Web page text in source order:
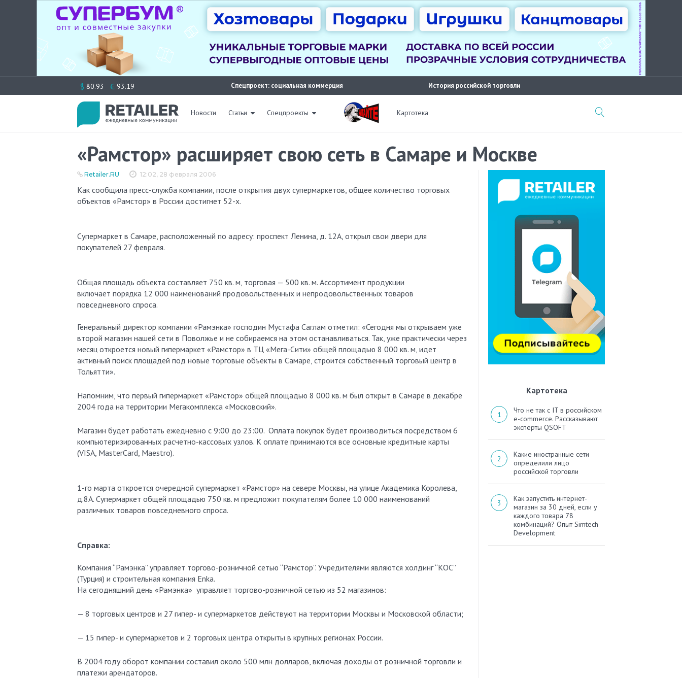
к
$ 80.93 € 93.19 Спецпроект: социальная коммерция История российской торговли
Новости Статьи Спецпроекты Картотека
«Рамстор» расширяет свою сеть в Самаре и Москве
12:02, 28 февраля 2006
Retailer.RU
Как сообщила пресс-служба компании, после открытия двух супермаркетов, общее количество торговых
объектов «Рамстор» в России достигнет 52-х.
Супермаркет в Самаре, расположенный по адресу: проспект Ленина, д. 12А, открыл свои двери для
покупателей 27 февраля.
Общая площадь объекта составляет 750 кв. м, торговая — 500 кв. м. Ассортимент продукции
включает порядка 12 000 наименований продовольственных и непродовольственных товаров
повседневного спроса.
Генеральный директор компании «Рамэнка» господин Мустафа Саглам отметил: «Сегодня мы открываем уже
второй магазин нашей сети в Поволжье и не собираемся на этом останавливаться. Так, уже практически через
месяц откроется новый гипермаркет «Рамстор» в ТЦ «Мега-Сити» общей площадью 8 000 кв. м, идет
активный поиск площадей под новые торговые объекты в Самаре, строится собственный торговый центр в
Тольятти».
Напомним, что первый гипермаркет «Рамстор» общей площадью 8 000 кв. м был открыт в Самаре в декабре
2004 года на территории Мегакомплекса «Московский».
Магазин будет работать ежедневно с 9:00 до 23:00. Оплата покупок будет производиться посредством 6
компьютеризированных расчетно-кассовых узлов. К оплате принимаются все основные кредитные карты
(VISA, MasterCard, Maestro).
1-го марта откроется очередной супермаркет «Рамстор» на севере Москвы, на улице Академика Королева,
д.8А. Супермаркет общей площадью 750 кв. м предложит покупателям более 10 000 наименований
различных товаров повседневного спроса.
Справка:
Компания “Рамэнка” управляет торгово-розничной сетью “Рамстор”. Учредителями являются холдинг “КОC”
(Турция) и строительная компания Enka.
На сегодняшний день «Рамэнка» управляет торгово-розничной сетью из 52 магазинов:
— 8 торговых центров и 27 гипер- и супермаркетов действуют на территории Москвы и Московской области;
— 15 гипер- и супермаркетов и 2 торговых центра открыты в крупных регионах России.
В 2004 году оборот компании составил около 500 млн долларов, включая доходы от розничной торговли и
платежи арендаторов.
Картотека
Что не так с IT в российском
e-commerce. Рассказывают
эксперты QSOFT
Какие иностранные сети
определили лицо
российской торговли
Как запустить интернет-
магазин за 30 дней, если у
каждого товара 78
комбинаций? Опыт Simtech
Development